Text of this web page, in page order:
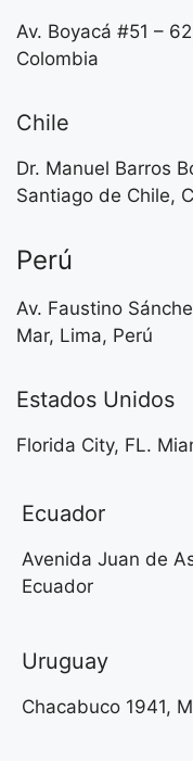
Av. Boyacá #51 –
Colombia
Chile
Dr. Manuel Barros
Santiago de Chile,
Perú
Av. Faustino
Mar, Lima, Perú
Estados Unidos
Florida City, FL.
Ecuador
Avenida Juan de
Ecuador
Uruguay
Chacabuco 1941,